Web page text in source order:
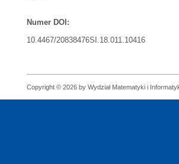
Numer DOI:
10.4467/20838476SI.18.011.10416
Copyright © 2026 by Wydział Matematyki i